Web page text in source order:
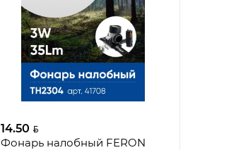
14.50
Фонарь налобный FERON